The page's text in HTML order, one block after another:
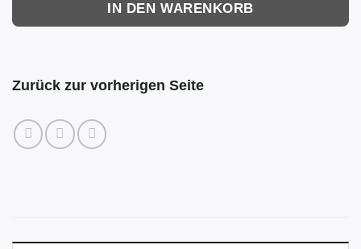
IN DEN WARENKORB
Zurück zur vorherigen Seite